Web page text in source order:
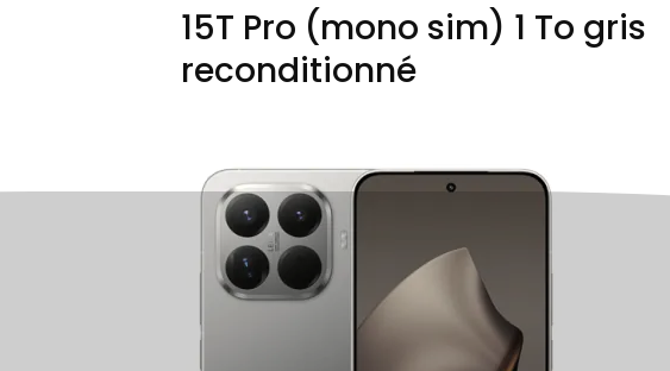
15T Pro (mono sim) 1 To gris
reconditionné